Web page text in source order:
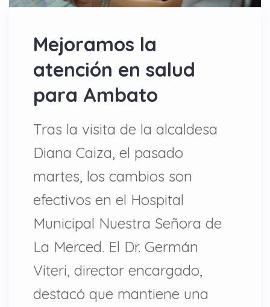
Mejoramos la
atención en salud
para Ambato
Tras la visita de la alcaldesa
Diana Caiza, el pasado
martes, los cambios son
efectivos en el Hospital
Municipal Nuestra Señora de
La Merced. El Dr. Germán
Viteri, director encargado,
destacó que mantiene una